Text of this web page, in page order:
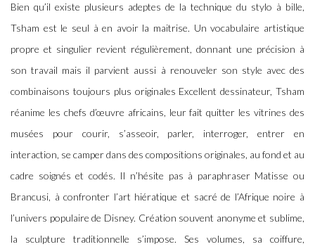
Bien qu’il existe plusieurs adeptes de la technique du stylo à bille,
Tsham est le seul à en avoir la maitrise. Un vocabulaire artistique
propre et singulier revient régulièrement, donnant une précision à
son travail mais il parvient aussi à renouveler son style avec des
combinaisons toujours plus originales Excellent dessinateur, Tsham
réanime les chefs d’œuvre africains, leur fait quitter les vitrines des
musées pour courir, s’asseoir, parler, interroger, entrer en
interaction, se camper dans des compositions originales, au fond et au
cadre soignés et codés. Il n’hésite pas à paraphraser Matisse ou
Brancusi, à confronter l’art hiératique et sacré de l’Afrique noire à
l’univers populaire de Disney. Création souvent anonyme et sublime,
la sculpture traditionnelle s’impose. Ses volumes, sa coiffure,